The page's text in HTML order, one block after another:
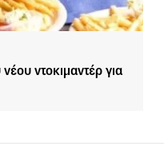
ντοκιμαντέρ για